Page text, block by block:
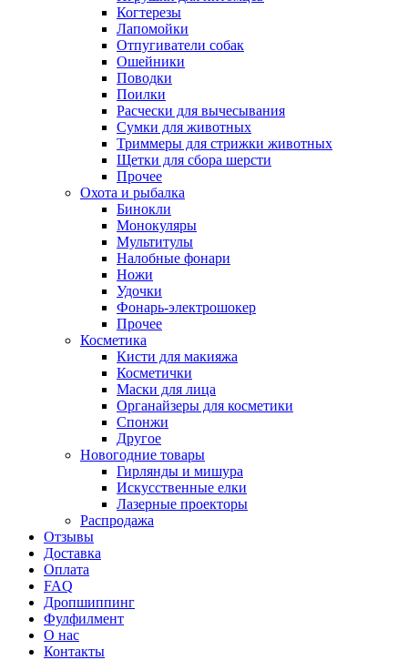
Когтерезы
Лапомойки
Отпугиватели собак
Ошейники
Поводки
Поилки
Расчески для вычесывания
Сумки для животных
Триммеры для стрижки животных
Щетки для сбора шерсти
Прочее
Охота и рыбалка
Бинокли
Монокуляры
Мультитулы
Налобные фонари
Ножи
Удочки
Фонарь-электрошокер
Прочее
Косметика
Кисти для макияжа
Косметички
Маски для лица
Органайзеры для косметики
Спонжи
Другое
Новогодние товары
Гирлянды и мишура
Искусственные елки
Лазерные проекторы
Распродажа
Отзывы
Доставка
Оплата
FAQ
Дропшиппинг
Фулфилмент
О нас
Контакты